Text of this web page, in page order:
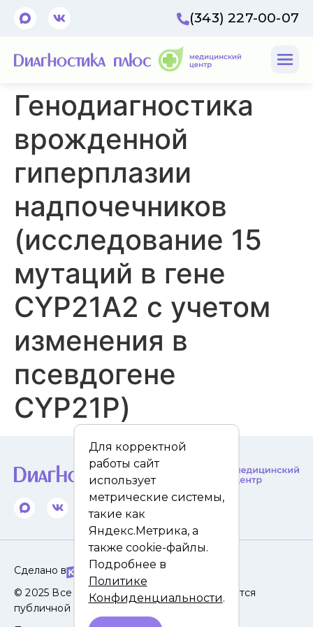
(343) 227-00-07
Генодиагностика
врожденной
гиперплазии
надпочечников
(исследование 15
мутаций в гене
CYP21A2 с учетом
изменения в
псевдогене
CYP21P)
Сделано в
© 2025 Все права защищены. Сайт не является
публичной офертой.
Для корректной
работы сайт
использует
метрические системы,
такие как
Яндекс.Метрика, а
также cookie-файлы.
Подробнее в
Политике
Конфиденциальности.